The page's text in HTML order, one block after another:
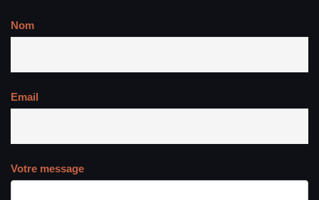
Nom
Email
Votre message